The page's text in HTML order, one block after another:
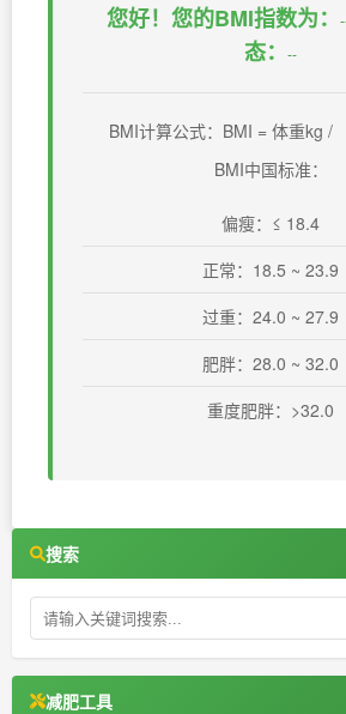
您好！您的BMI指数为：
态：
--
BMI计算公式：BMI = 体重kg /
BMI中国标准：
偏瘦：≤ 18.4
正常：18.5 ~ 23.9
过重：24.0 ~ 27.9
肥胖：28.0 ~ 32.0
重度肥胖：>32.0
搜索
减肥工具